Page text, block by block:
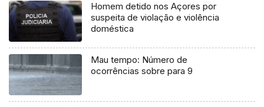
Homem detido nos Açores por
suspeita de violação e violência
doméstica
Mau tempo: Número de
ocorrências sobre para 9